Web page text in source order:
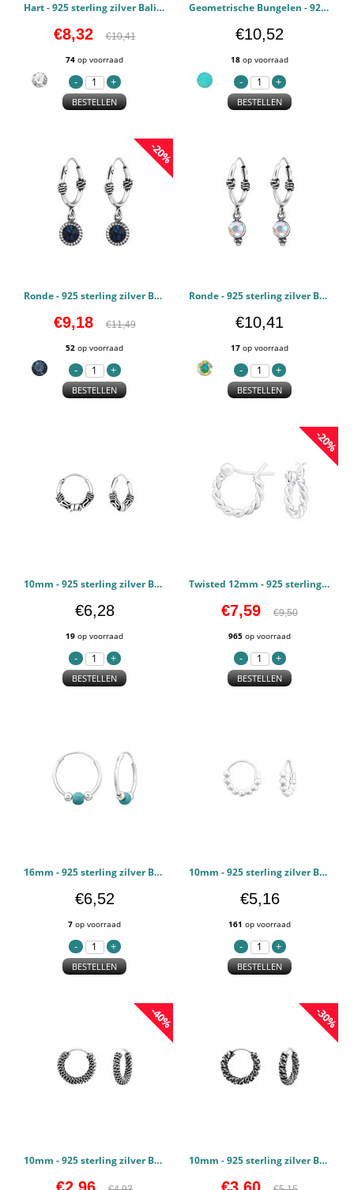
Hart - 925 sterling zilver Bali oorbellen PCJW48027
€8,32 €10,41
74 op voorraad
BESTELLEN
Geometrische Bungelen - 925 sterling zilver Bali oorbellen PCJW48026
€10,52
18 op voorraad
BESTELLEN
-20%
Ronde - 925 sterling zilver Bali oorbellen PCJW48025
€9,18 €11,49
52 op voorraad
BESTELLEN
Ronde - 925 sterling zilver Bali oorbellen PCJW48024
€10,41
17 op voorraad
BESTELLEN
10mm - 925 sterling zilver Bali oorbellen PCJW46087
€6,28
19 op voorraad
BESTELLEN
-20%
Twisted 12mm - 925 sterling zilver Bali oorbellen PCJW44937
€7,59 €9,50
965 op voorraad
BESTELLEN
16mm - 925 sterling zilver Bali oorbellen PCJW43431
€6,52
7 op voorraad
BESTELLEN
10mm - 925 sterling zilver Bali oorbellen PCJW42536
€5,16
161 op voorraad
BESTELLEN
-40%
10mm - 925 sterling zilver Bali oorbellen PCJW42483
-30%
10mm - 925 sterling zilver Bali oorbellen PCJW42481